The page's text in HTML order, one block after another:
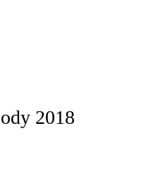
2018